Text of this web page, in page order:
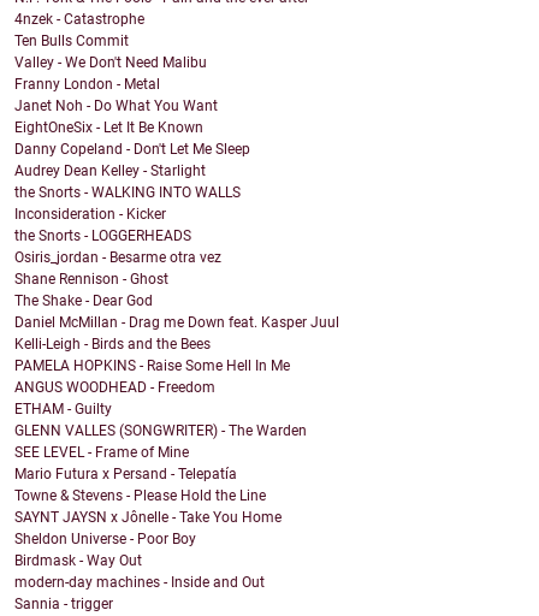
4nzek - Catastrophe
Ten Bulls Commit
Valley - We Don't Need Malibu
Franny London - Metal
Janet Noh - Do What You Want
EightOneSix - Let It Be Known
Danny Copeland - Don't Let Me Sleep
Audrey Dean Kelley - Starlight
the Snorts - WALKING INTO WALLS
Inconsideration - Kicker
the Snorts - LOGGERHEADS
Osiris_jordan - Besarme otra vez
Shane Rennison - Ghost
The Shake - Dear God
Daniel McMillan - Drag me Down feat. Kasper Juul
Kelli-Leigh - Birds and the Bees
PAMELA HOPKINS - Raise Some Hell In Me
ANGUS WOODHEAD - Freedom
ETHAM - Guilty
GLENN VALLES (SONGWRITER) - The Warden
SEE LEVEL - Frame of Mine
Mario Futura x Persand - Telepatía
Towne & Stevens - Please Hold the Line
SAYNT JAYSN x Jônelle - Take You Home
Sheldon Universe - Poor Boy
Birdmask - Way Out
modern-day machines - Inside and Out
Sannia - trigger